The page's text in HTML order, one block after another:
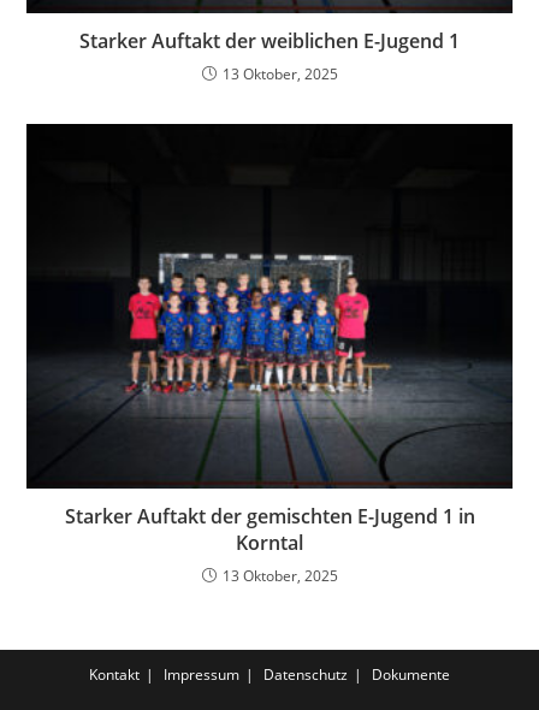
Starker Auftakt der weiblichen E-Jugend 1
13 Oktober, 2025
Starker Auftakt der gemischten E-Jugend 1 in
Korntal
13 Oktober, 2025
Kontakt Impressum Datenschutz Dokumente